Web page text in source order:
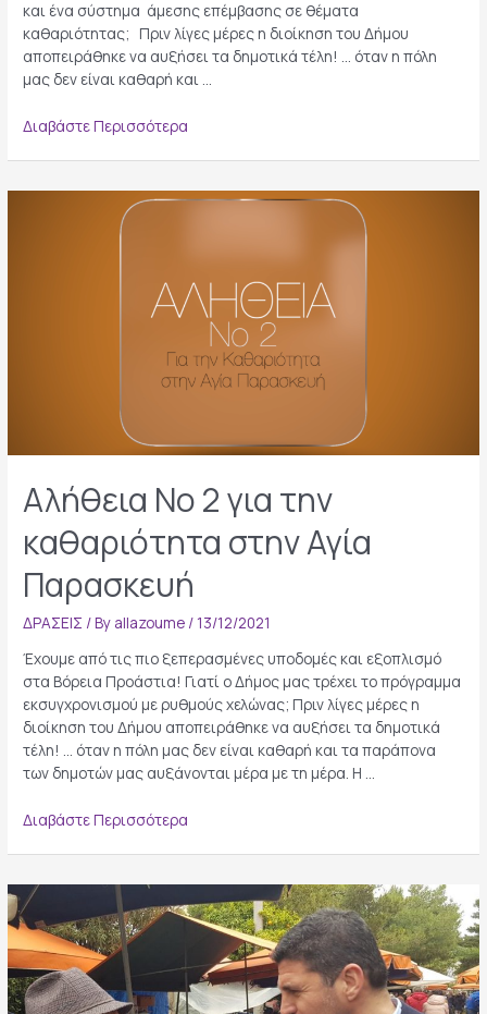
και ένα σύστημα άμεσης επέμβασης σε θέματα
καθαριότητας; Πριν λίγες μέρες η διοίκηση του Δήμου
αποπειράθηκε να αυξήσει τα δημοτικά τέλη! … όταν η πόλη
μας δεν είναι καθαρή και …
Αλήθεια
για
Διαβάστε Περισσότερα
Αλήθεια Νο 2 για την
καθαριότητα στην Αγία
Παρασκευή
ΔΡΑΣΕΙΣ / By allazoume /13/12/2021
Έχουμε από τις πιο ξεπερασμένες υποδομές και εξοπλισμό
στα Βόρεια Προάστια! Γιατί ο Δήμος μας τρέχει το πρόγραμμα
εκσυγχρονισμού με ρυθμούς χελώνας; Πριν λίγες μέρες η
διοίκηση του Δήμου αποπειράθηκε να αυξήσει τα δημοτικά
τέλη! … όταν η πόλη μας δεν είναι καθαρή και τα παράπονα
των δημοτών μας αυξάνονται μέρα με τη μέρα. Η …
Αλήθεια
για
την
καθαριότητα
στην
Αγία
Παρασκευή
Διαβάστε Περισσότερα